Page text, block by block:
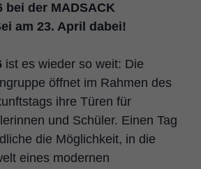
bei der MADSACK
am 23. April dabei!
ist es wieder so weit: Die
öffnet im Rahmen des
ihre Türen für
und Schüler. Einen Tag
die Möglichkeit, in die
eines modernen